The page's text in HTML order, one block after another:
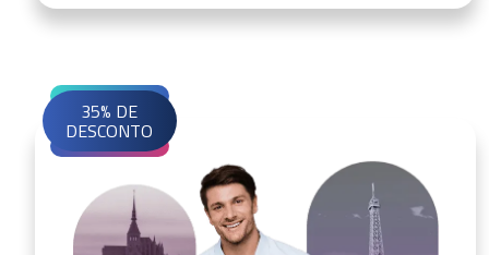
35% DE
DESCONTO